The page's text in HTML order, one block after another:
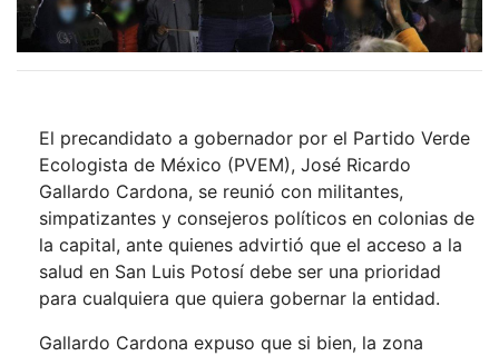
El precandidato a gobernador por el Partido Verde
Ecologista de México (PVEM), José Ricardo
Gallardo Cardona, se reunió con militantes,
simpatizantes y consejeros políticos en colonias de
la capital, ante quienes advirtió que el acceso a la
salud en San Luis Potosí debe ser una prioridad
para cualquiera que quiera gobernar la entidad.
Gallardo Cardona expuso que si bien, la zona